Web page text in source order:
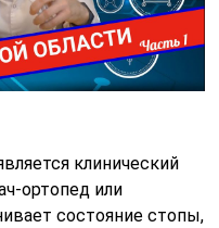
клинический
ортопед или
состояние стопы,